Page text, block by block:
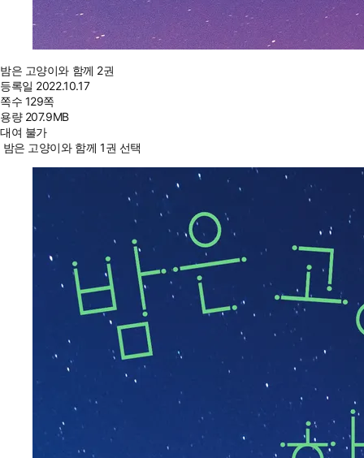
밤은 고양이와 함께 2권
등록일 2022.10.17
쪽수 129쪽
용량 207.9MB
대여 불가
밤은 고양이와 함께 1권 선택